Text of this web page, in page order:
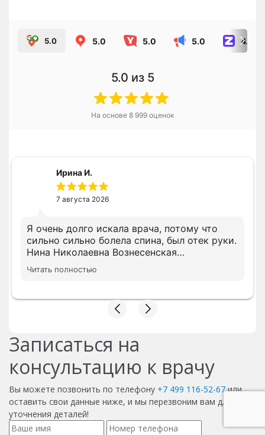
5.0 5.0 5.0 5.0 4.8
5.0 из 5
На основе 8 999 оценок
Ирина И.
7 августа 2026
Я очень долго искала врача, потому что
сильно сильно болела спина, был отек руки.
Нина Николаевна Вознесенская
профессионал своего дела и очень
грамотный доктор. Сразу доктор назначила
после окончания лечения
Читать полностью
Записаться на
консультацию к врачу
Вы можете позвонить по телефону +7 499 116-52-67или
оставить свои данные ниже, и мы перезвоним вам для
уточнения деталей!